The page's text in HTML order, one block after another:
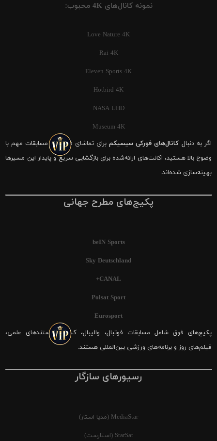
نمونه کانال‌های 4K محبوب:
Love Nature 4K
Rai 4K
Eleven Sports 4K
Hotbird 4K
NASA UHD
Museum 4K
اگر به دنبال کانال‌های فورکی سیسیکمبرای تماشای فوتبال و مسابقات مهم با
وضوح بالا هستید، اکانت‌های ارائه‌شده برای بازگشایی سریع و پایدار این مسیرها
بهینه‌سازی شده‌اند.
پکیج‌های مطرح جهانی
beIN Sports
Sky Deutschland
CANAL+
Polsat Sport
Eurosport
پکیج‌های فوق شامل مسابقات فوتبال، والیبال، کشتی، مستندهای علمی،
فیلم‌های روز و برنامه‌های ورزشی بین‌المللی هستند.
رسیورهای سازگار
MediaStar (مدیا استار)
StarSat (استارست)